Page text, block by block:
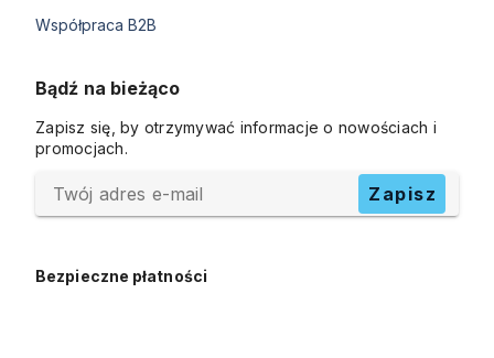
Współpraca B2B
Bądź na bieżąco
Zapisz się, by otrzymywać informacje o nowościach i
promocjach.
Twój adres e-mail Zapisz
Bezpieczne płatności